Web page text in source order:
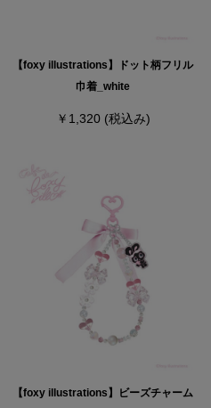
【foxy illustrations】ドット柄フリル
巾着_white
￥1,320 (税込み)
【foxy illustrations】ビーズチャーム